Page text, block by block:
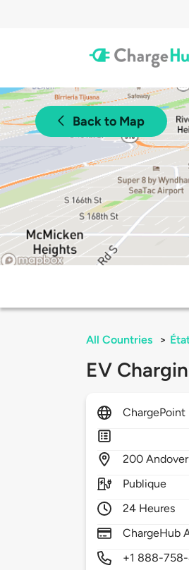
Back to Map
All Countries >
EV
ChargePoint
200
Publique
24 Heures
ChargeHub
+1 888-